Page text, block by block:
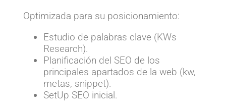
Optimizada para su posicionamiento:
Estudio de palabras clave (KWs
Research).
Planificación del SEO de los
principales apartados de la web (kw,
metas, snippet).
SetUp SEO inicial.